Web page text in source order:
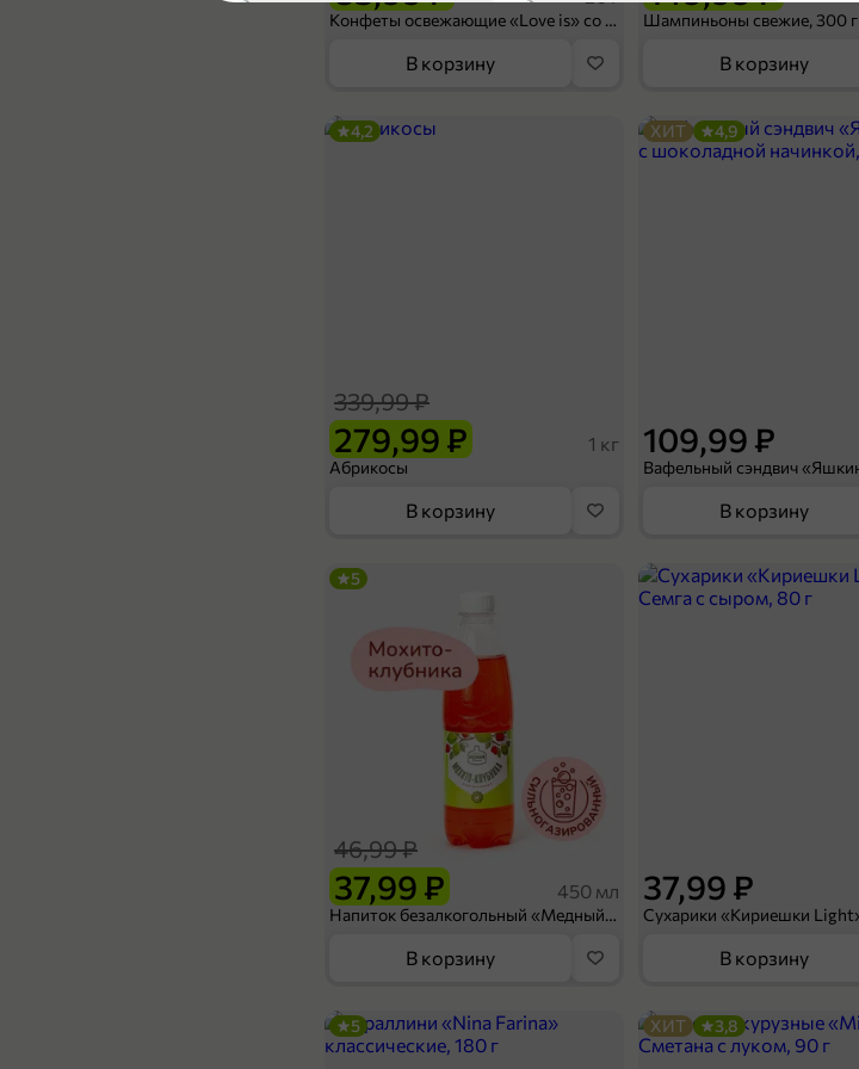
180 г
Конфеты «Moxie jelly» дыня-кактус, 180 г
В корзину
Конфеты освежающие «Love is» со вкусом морской соли и маракуйи, 20 г
В корзину
Шампиньоны свежие, 300 г
В корзину
279,99 ₽
339,99 ₽
1 кг
Абрикосы
4,2
В корзину
109,99 ₽
ХИТ 4,9
В корзину
37,99 ₽
46,99 ₽
450 мл
Напиток безалкогольный «Медный Великан» Мохито-клубника, 450 мл
5
В корзину
37,99 ₽
В корзину
5 ХИТ 3,8